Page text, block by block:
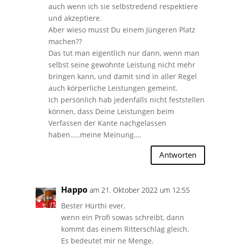
auch wenn ich sie selbstredend respektiere
und akzeptiere.
Aber wieso musst Du einem Jüngeren Platz
machen??
Das tut man eigentlich nur dann, wenn man
selbst seine gewohnte Leistung nicht mehr
bringen kann, und damit sind in aller Regel
auch körperliche Leistungen gemeint.
Ich persönlich hab jedenfalls nicht feststellen
können, dass Deine Leistungen beim
Verfassen der Kante nachgelassen
haben…..meine Meinung….
Antworten
Happo am 21. Oktober 2022 um 12:55
Bester Hürthi ever,
wenn ein Profi sowas schreibt, dann
kommt das einem Ritterschlag gleich.
Es bedeutet mir ne Menge.